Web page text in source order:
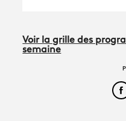
Voir la grille des
semaine